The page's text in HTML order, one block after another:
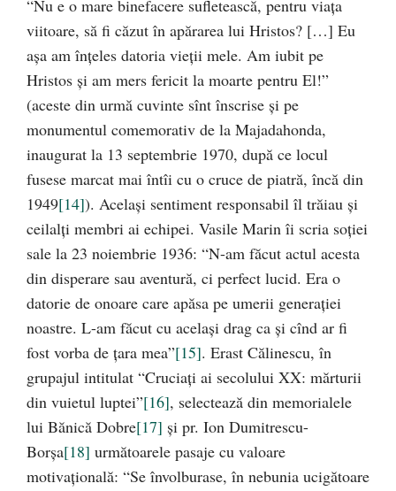
“Nu e o mare binefacere sufletească, pentru viaţa
viitoare, să fi căzut în apărarea lui Hristos? […] Eu
aşa am înţeles datoria vieţii mele. Am iubit pe
Hristos şi am mers fericit la moarte pentru El!”
(aceste din urmă cuvinte sînt înscrise şi pe
monumentul comemorativ de la Majadahonda,
inaugurat la 13 septembrie 1970, după ce locul
fusese marcat mai întîi cu o cruce de piatră, încă din
1949[14]). Acelaşi sentiment responsabil îl trăiau şi
ceilalţi membri ai echipei. Vasile Marin îi scria soţiei
sale la 23 noiembrie 1936: “N-am făcut actul acesta
din disperare sau aventură, ci perfect lucid. Era o
datorie de onoare care apăsa pe umerii generaţiei
noastre. L-am făcut cu acelaşi drag ca şi cînd ar fi
fost vorba de ţara mea”[15]. Erast Călinescu, în
grupajul intitulat “Cruciaţi ai secolului XX: mărturii
din vuietul luptei”[16], selectează din memorialele
lui Bănică Dobre[17] şi pr. Ion Dumitrescu-
Borşa[18] următoarele pasaje cu valoare
motivaţională: “Se învolburase, în nebunia ucigătoare